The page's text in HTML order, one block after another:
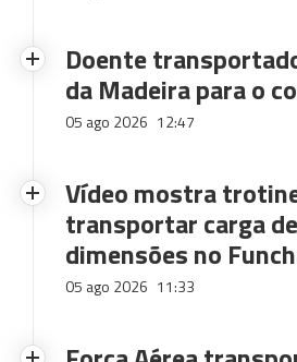
Doente
da Madeira para o
05 ago 2026 12:47
Vídeo mostra
transportar carga
dimensões no
05 ago 2026 11:33